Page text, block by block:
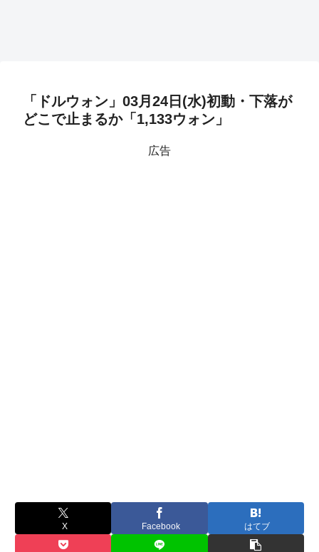
「ドルウォン」03月24日(水)初動・下落が
どこで止まるか「1,133ウォン」
広告
X Facebook はてブ